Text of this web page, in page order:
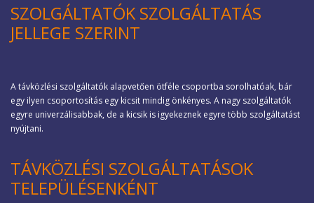
SZOLGÁLTATÓK SZOLGÁLTATÁS
JELLEGE SZERINT
A távközlési szolgáltatók alapvetően ötféle csoportba sorolhatóak, bár
egy ilyen csoportosítás egy kicsit mindig önkényes. A nagy szolgáltatók
egyre univerzálisabbak, de a kicsik is igyekeznek egyre több szolgáltatást
nyújtani.
TÁVKÖZLÉSI SZOLGÁLTATÁSOK
TELEPÜLÉSENKÉNT